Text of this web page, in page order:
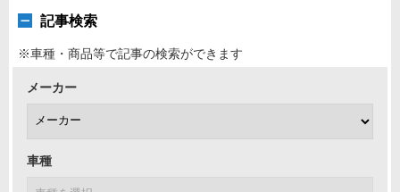
記事検索
※車種・商品等で記事の検索ができます
メーカー
車種